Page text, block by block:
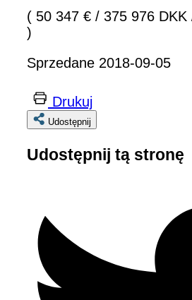
( 50 347 € / 375 976 DKK
)
Sprzedane 2018-09-05
Drukuj
Udostępnij
Udostępnij tą stronę